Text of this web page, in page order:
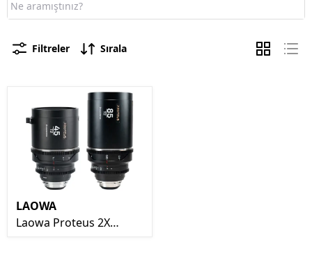
Filtreler Sırala
LAOWA
Laowa Proteus 2X